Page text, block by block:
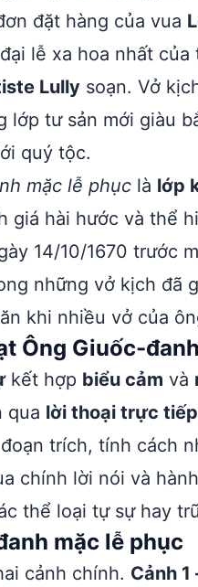
đặt hàng của vua
lễ xa hoa nhất
Lully soạn. Vở
lớp tư sản mới giàu
quý tộc.
mặc lễ phục là lớp
giá hài hước và thể
14/10/1670 trước
những vở kịch đã
khi nhiều vở của
Ông Giuốc-
kết hợp biểu cảm và
qua lời thoại trực tiếp
trích, tính cách
chính lời nói và
thể loại tự sự hay
mặc lễ phục
cảnh chính. Cảnh